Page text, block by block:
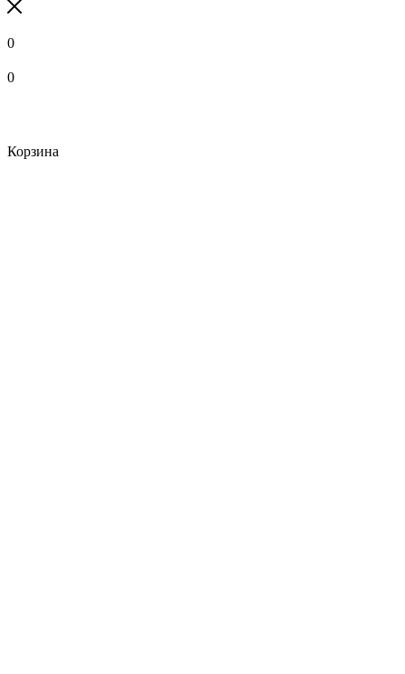
0
0
Корзина